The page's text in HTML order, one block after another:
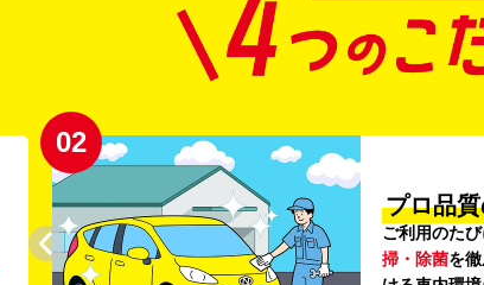
02
プロ品
ご利用のた
掃・除菌を